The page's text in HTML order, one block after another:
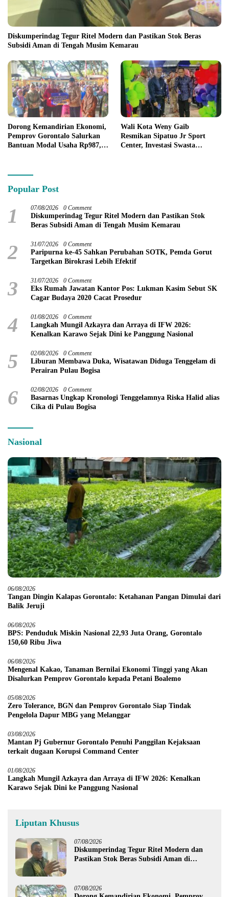
Diskumperindag Tegur Ritel Modern dan Pastikan Stok Beras
Subsidi Aman di Tengah Musim Kemarau
Dorong Kemandirian Ekonomi,
Pemprov Gorontalo Salurkan
Bantuan Modal Usaha Rp987,5
Wali Kota Weny Gaib
Resmikan Sipatuo Jr Sport
Center, Investasi Swasta
Popular Post
1 07/08/2026 0 Comment
Diskumperindag Tegur Ritel Modern dan Pastikan Stok
Beras Subsidi Aman di Tengah Musim Kemarau
2 31/07/2026 0 Comment
Paripurna ke-45 Sahkan Perubahan SOTK, Pemda Gorut
Targetkan Birokrasi Lebih Efektif
3 31/07/2026 0 Comment
Eks Rumah Jawatan Kantor Pos: Lukman Kasim Sebut SK
Cagar Budaya 2020 Cacat Prosedur
4 01/08/2026 0 Comment
Langkah Mungil Azkayra dan Arraya di IFW 2026:
Kenalkan Karawo Sejak Dini ke Panggung Nasional
5 02/08/2026 0 Comment
Liburan Membawa Duka, Wisatawan Diduga Tenggelam di
Perairan Pulau Bogisa
6 02/08/2026 0 Comment
Basarnas Ungkap Kronologi Tenggelamnya Riska Halid alias
Cika di Pulau Bogisa
Nasional
06/08/2026
Tangan Dingin Kalapas Gorontalo: Ketahanan Pangan Dimulai dari
Balik Jeruji
06/08/2026
BPS: Penduduk Miskin Nasional 22,93 Juta Orang, Gorontalo
150,60 Ribu Jiwa
06/08/2026
Mengenal Kakao, Tanaman Bernilai Ekonomi Tinggi yang Akan
Disalurkan Pemprov Gorontalo kepada Petani Boalemo
05/08/2026
Zero Tolerance, BGN dan Pemprov Gorontalo Siap Tindak
Pengelola Dapur MBG yang Melanggar
03/08/2026
Mantan Pj Gubernur Gorontalo Penuhi Panggilan Kejaksaan
terkait dugaan Korupsi Command Center
01/08/2026
Langkah Mungil Azkayra dan Arraya di IFW 2026: Kenalkan
Karawo Sejak Dini ke Panggung Nasional
Liputan Khusus
07/08/2026
Diskumperindag Tegur Ritel Modern dan
Pastikan Stok Beras Subsidi Aman di
07/08/2026